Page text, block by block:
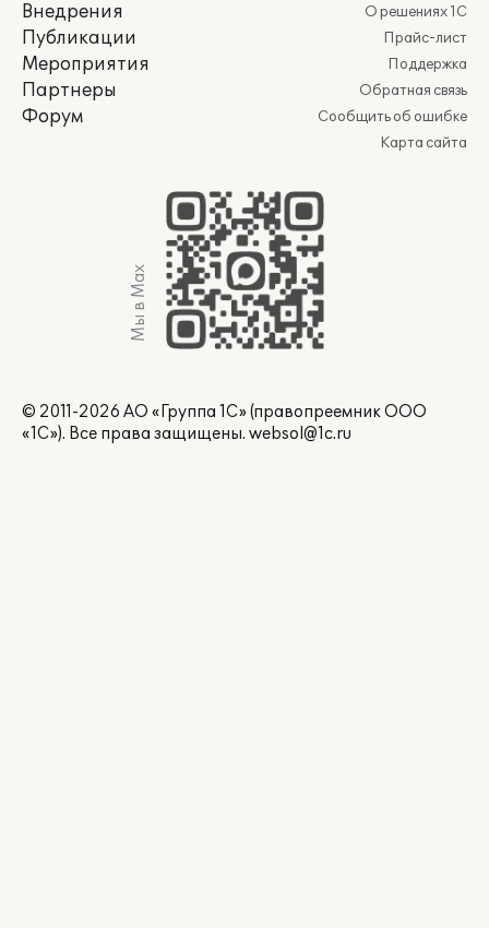
Внедрения
Публикации
Мероприятия
Партнеры
Форум
О решениях 1С
Прайс-лист
Поддержка
Обратная связь
Сообщить об ошибке
Карта сайта
Мы в Max
© 2011-2026 АО «Группа 1С» (правопреемник ООО
«1С»). Все права защищены. websol@1c.ru